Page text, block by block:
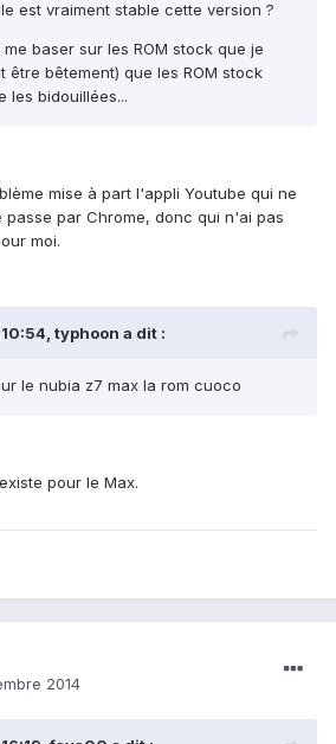
est vraiment stable cette version ?
baser sur les ROM stock que je
être bêtement) que les ROM stock
les bidouillées...
mise à part l'appli Youtube qui ne
par Chrome, donc qui n'ai pas
moi.
typhoon a dit :
le nubia z7 max la rom cuoco
pour le Max.
2014